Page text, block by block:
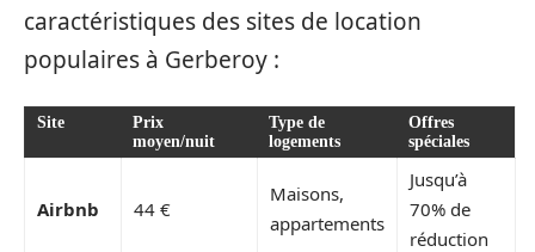
caractéristiques des sites de location
populaires à Gerberoy :
Site
Prix
moyen/nuit
Type de
logements
Offres
spéciales
Airbnb 44 €
Maisons,
appartements
Jusqu’à
70% de
réduction